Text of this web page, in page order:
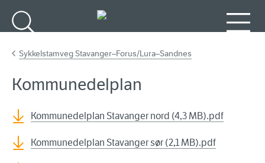
Sykkelstamveg Stavanger–Forus/Lura–Sandnes
Kommunedelplan
Kommunedelplan Stavanger nord (4,3 MB).pdf
Kommunedelplan Stavanger sør (2,1 MB).pdf